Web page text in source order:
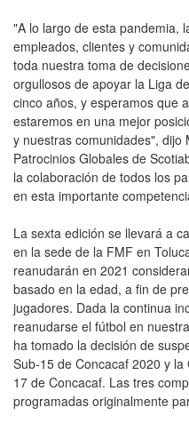
"A lo largo de esta pandemia,
empleados, clientes y
toda nuestra toma de
orgullosos de apoyar la Liga
cinco años, y esperamos que
estaremos en una mejor
y nuestras comunidades", dijo
Patrocinios Globales de
la colaboración de todos los
en esta importante
La sexta edición se llevará a
en la sede de la FMF en
reanudarán en 2021
basado en la edad, a fin de
jugadores. Dada la continua
reanudarse el fútbol en
ha tomado la decisión de
Sub-15 de Concacaf 2020 y
17 de Concacaf. Las tres
programadas originalmente